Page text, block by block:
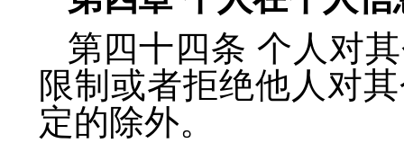
第四十四条 个人对
限制或者拒绝他人对
定的除外。